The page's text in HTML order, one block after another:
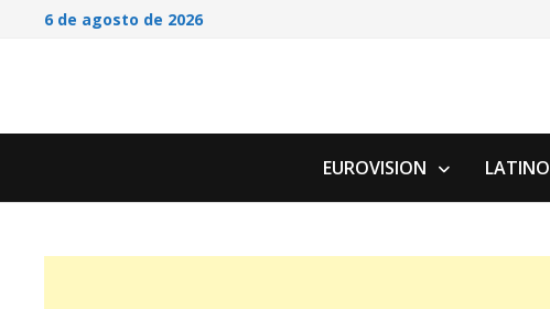
Saltar6 de agosto de 2026
EUROVISION LATINO